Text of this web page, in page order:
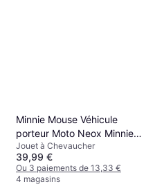
Minnie Mouse Véhicule
porteur Moto Neox Minnie
Injusa
Jouet à Chevaucher
39,99 €
Ou 3 paiements de 13,33 €
4 magasins